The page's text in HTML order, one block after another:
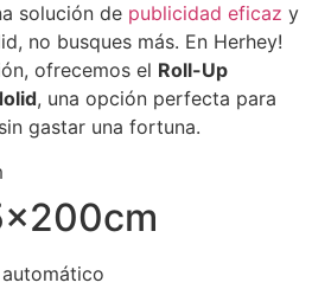
solución de publicidad eficaz y
no busques más. En Herhey!
ofrecemos el Roll-Up
, una opción perfecta para
gastar una fortuna.